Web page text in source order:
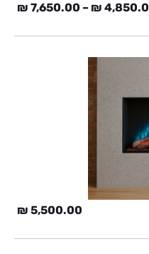
₪
–
7,650.00
₪
5,500.00
₪